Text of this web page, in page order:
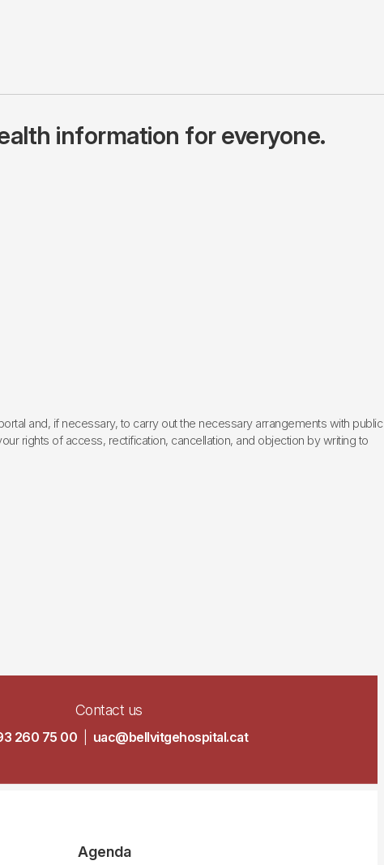
information for everyone.
and, if necessary, to carry out the necessary arrangements with public
rights of access, rectification, cancellation, and objection by writing to
Contact us
260 75 00 uac@bellvitgehospital.cat
Agenda